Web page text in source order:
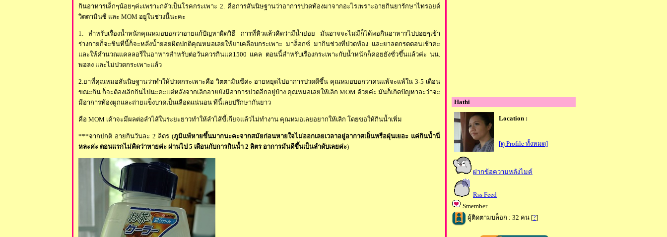
กินอาหารเล็กๆน้อยๆค่ะเพราะกลัวเป็นโรคกระเพาะ 2. คือการสันนิษฐานว่าอาการปวดท้องมาจากอะไรเพราะอายกินยารักษาไทรอยด์
วิตตามินซี และ MOM อยู่ในช่วงนี้นะคะ
1. สำหรับเรื่องน้ำหนักคุณหมอบอกว่าอายแก้ปัญหาผิดวิธี การที่หิวแล้วคิดว่ามีน้ำย่อย มันอาจจะไม่มีก็ได้พอกินอาหารไปบ่อยๆเข้า
ร่างกายก็จะชินที่นี้ก็จะหลั่งน้ำย่อยผิดปกติคุณหมอเลยให้ยาเคลือบกระเพาะ มาล็อกซ์ มากินช่วงที่ปวดท้อง และยาลดกรดตอนเช้าค่ะ
ละให้คำนวณแคลลอรี่ในอาหารสำหรับต่อวันควรกินแค่1500 แคล ตอนนี้สำหรับเรื่องกระเพาะกับน้ำหนักก็ค่อยยังชั่วขึ้นแล้วค่ะ นน.
พอลง และไม่ปวดกระเพาะแล้ว
2.ยาที่คุณหมอสันนิษฐานว่าทำให้ปวดกระเพาะคือ วิตตามินซีค่ะ อายหยุดไปอาการปวดดีขึ้น คุณหมอบอกว่าคนแพ้จะแพ้ใน 3-5 เดือน
ขณะกิน ก็จะต้องเลิกกินไปนะคะแต่หลังจากเลิกอายยังมีอาการปวดอีกอยู่บ้าง คุณหมอเลยให้เลิก MOM ด้วยค่ะ มันก็เกิดปัญหาละว่าจะ
มีอาการท้องผูกและถ่ายแข็งบาดเป็นเลือดแน่นอน ทีนี้เลยปรึกษากันยาว
คือ MOM เค้าจะมีผลต่อลำไส้ในระยะยาวทำให้ลำไส้ขี้เกียจแล้วไม่ทำงาน คุณหมอเลยอยากให้เลิก โดยขอให้กินน้ำเพิ่ม
***จากปกติ อายกินวันละ 2 ลิตร (ภูมิแพ้หายขึ้นมากนะคะจากสมัยก่อนหายใจไม่ออกเลยเวลาอยู่อากาศเย็นหรือฝุ่นเยอะ แค่กินน้ำนี่
หละค่ะ ตอนแรกไม่คิดว่าหายค่ะ ผ่านไป 5 เดือนกับการกินน้ำ 2 ลิตร อาการมันดีขึ้นเป็นลำดับเลยค่ะ)
Hathi
Location :
[ดู Profile ทั้งหมด]
ฝากข้อความหลังไมค์
Rss Feed
Smember
ผู้ติดตามบล็อก : 32 คน [?]